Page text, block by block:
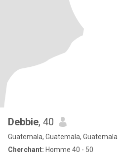
Debbie, 40
Guatemala, Guatemala, Guatemala
Cherchant: Homme 40 - 50